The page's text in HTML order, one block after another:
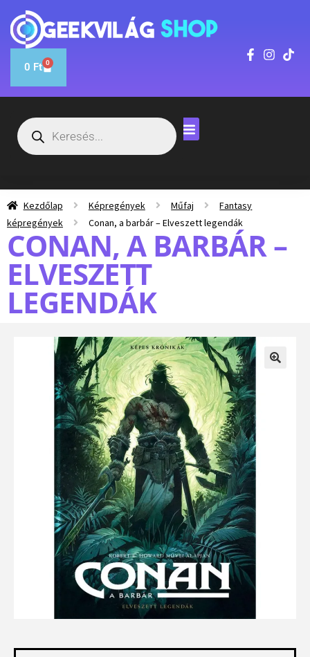
0 Ft 0
Kezdőlap Képregények Műfaj
Fantasy
képregények
Conan, a barbár – Elveszett legendák
CONAN, A BARBÁR –
ELVESZETT
LEGENDÁK